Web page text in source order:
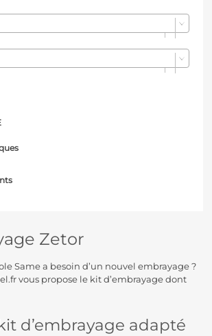
Zetor
Same a besoin d’un nouvel embrayage ?
vous propose le kit d’embrayage dont
d’embrayage adapté